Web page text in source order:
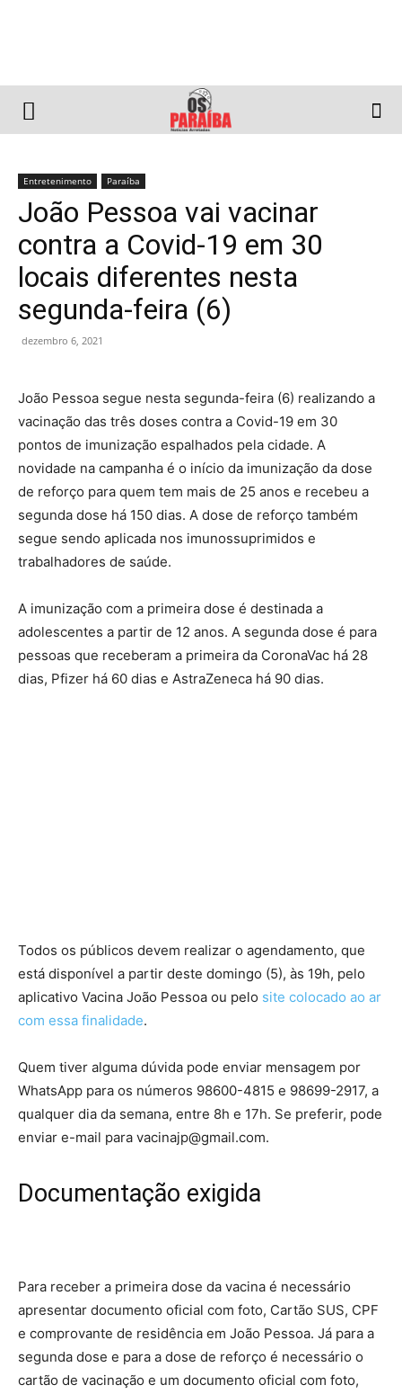
Entretenimento Paraíba
João Pessoa vai vacinar
contra a Covid-19 em 30
locais diferentes nesta
segunda-feira (6)
dezembro 6, 2021
João Pessoa segue nesta segunda-feira (6) realizando a
vacinação das três doses contra a Covid-19 em 30
pontos de imunização espalhados pela cidade. A
novidade na campanha é o início da imunização da dose
de reforço para quem tem mais de 25 anos e recebeu a
segunda dose há 150 dias. A dose de reforço também
segue sendo aplicada nos imunossuprimidos e
trabalhadores de saúde.
A imunização com a primeira dose é destinada a
adolescentes a partir de 12 anos. A segunda dose é para
pessoas que receberam a primeira da CoronaVac há 28
dias, Pfizer há 60 dias e AstraZeneca há 90 dias.
Todos os públicos devem realizar o agendamento, que
está disponível a partir deste domingo (5), às 19h, pelo
aplicativo Vacina João Pessoa ou pelo site colocado ao ar
com essa finalidade.
Quem tiver alguma dúvida pode enviar mensagem por
WhatsApp para os números 98600-4815 e 98699-2917, a
qualquer dia da semana, entre 8h e 17h. Se preferir, pode
enviar e-mail para vacinajp@gmail.com.
Documentação exigida
Para receber a primeira dose da vacina é necessário
apresentar documento oficial com foto, Cartão SUS, CPF
e comprovante de residência em João Pessoa. Já para a
segunda dose e para a dose de reforço é necessário o
cartão de vacinação e um documento oficial com foto,